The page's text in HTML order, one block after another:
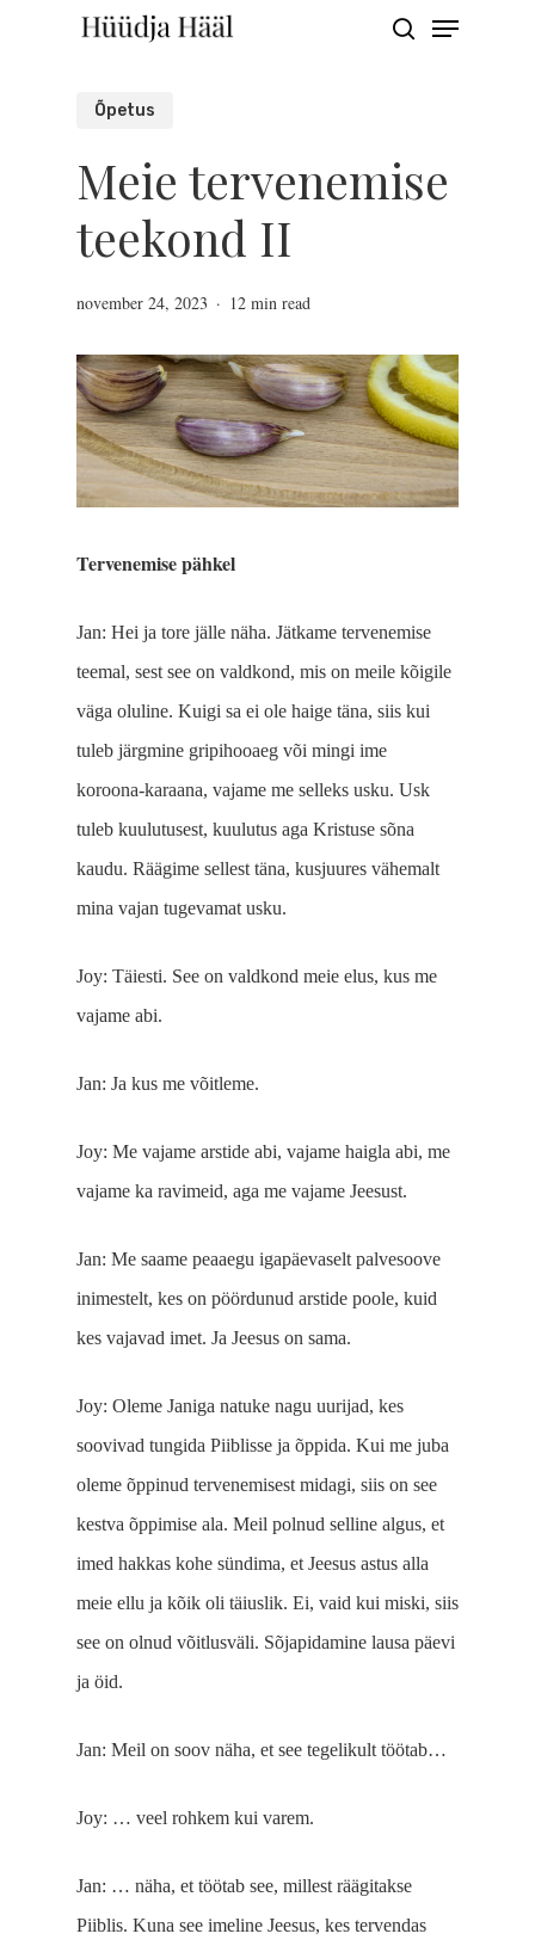
Menu
Õpetus
Meie tervenemise
teekond II
november 24, 2023 12 min read
Tervenemise pähkel
Jan: Hei ja tore jälle näha. Jätkame tervenemise
teemal, sest see on valdkond, mis on meile kõigile
väga oluline. Kuigi sa ei ole haige täna, siis kui
tuleb järgmine gripihooaeg või mingi ime
koroona-karaana, vajame me selleks usku. Usk
tuleb kuulutusest, kuulutus aga Kristuse sõna
kaudu. Räägime sellest täna, kusjuures vähemalt
mina vajan tugevamat usku.
Joy: Täiesti. See on valdkond meie elus, kus me
vajame abi.
Jan: Ja kus me võitleme.
Joy: Me vajame arstide abi, vajame haigla abi, me
vajame ka ravimeid, aga me vajame Jeesust.
Jan: Me saame peaaegu igapäevaselt palvesoove
inimes­telt, kes on pöördunud arstide poole, kuid
kes vajavad imet. Ja Jeesus on sama.
Joy: Oleme Janiga natuke nagu uurijad, kes
soovivad tungida Piiblisse ja õppida. Kui me juba
oleme õppinud tervenemisest midagi, siis on see
kestva õppimise ala. Meil polnud selline algus, et
imed hakkas kohe sündima, et Jeesus astus alla
meie ellu ja kõik oli täiuslik. Ei, vaid kui miski, siis
see on olnud võitlusväli. Sõjapidamine lausa päevi
ja öid.
Jan: Meil on soov näha, et see tegelikult töötab…
Joy: … veel rohkem kui varem.
Jan: … näha, et töötab see, millest räägitakse
Piiblis. Kuna see imeline Jeesus, kes tervendas